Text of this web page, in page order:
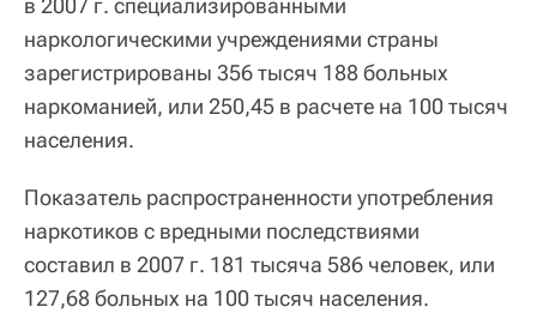
в 2007 г. специализированными
наркологическими учреждениями страны
зарегистрированы 356 тысяч 188 больных
наркоманией, или 250,45 в расчете на 100 тысяч
населения.
Показатель распространенности употребления
наркотиков с вредными последствиями
составил в 2007 г. 181 тысяча 586 человек, или
127,68 больных на 100 тысяч населения.